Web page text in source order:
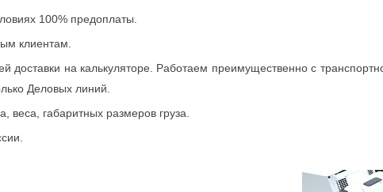
100% предоплаты.
клиентам.
доставки на калькуляторе. Работаем преимущественно с
Деловых линий.
веса, габаритных размеров груза.